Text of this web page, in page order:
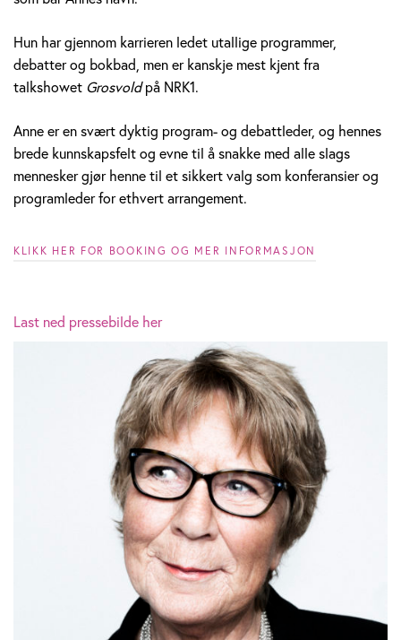
Hun har gjennom karrieren ledet utallige programmer,
debatter og bokbad, men er kanskje mest kjent fra
talkshowet Grosvoldpå NRK1.
Anne er en svært dyktig program- og debattleder, og hennes
brede kunnskapsfelt og evne til å snakke med alle slags
mennesker gjør henne til et sikkert valg som konferansier og
programleder for ethvert arrangement.
KLIKK HER FOR BOOKING OG MER INFORMASJON
Last ned pressebilde her